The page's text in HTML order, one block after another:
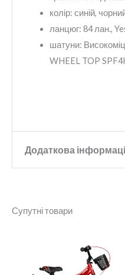
колір: синій,
ланцюг: 84 лан.,
шатуни:
WHEEL TOP
Додаткова
Колір
Супутні товари